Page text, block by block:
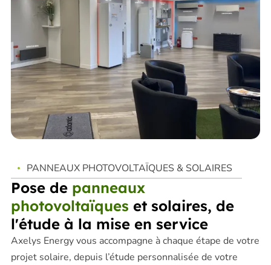
PANNEAUX PHOTOVOLTAÏQUES & SOLAIRES
Pose de panneaux
photovoltaïques et solaires, de
l'étude à la mise en service
Axelys Energy vous accompagne à chaque étape de votre
projet solaire, depuis l’étude personnalisée de votre